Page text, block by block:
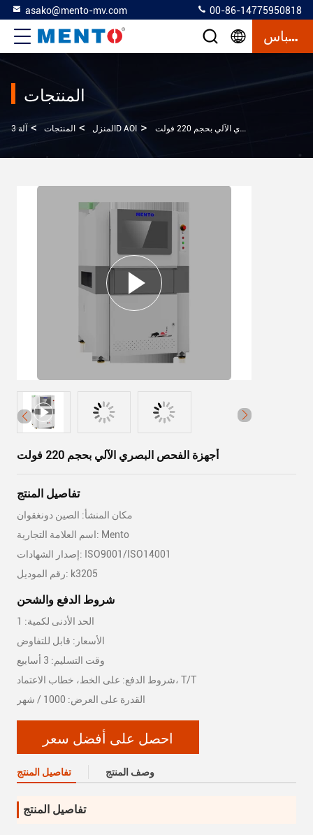
asako@mento-mv.com 00-86-14775950818
إقتباس
المنتجات
المنزل > المنتجات > آلة 3D AOI > أجهزة الفحص البصري الآلي بحجم 220 فولت
أجهزة الفحص البصري الآلي بحجم 220 فولت
تفاصيل المنتج
مكان المنشأ: الصين دونغقوان
اسم العلامة التجارية: Mento
إصدار الشهادات: ISO9001/ISO14001
رقم الموديل: k3205
شروط الدفع والشحن
الحد الأدنى لكمية: 1
الأسعار: قابل للتفاوض
وقت التسليم: 3 أسابيع
شروط الدفع: على الخط، خطاب الاعتماد، T/T
القدرة على العرض: 1000 / شهر
احصل على أفضل سعر
تفاصيل المنتج وصف المنتج
تفاصيل المنتج